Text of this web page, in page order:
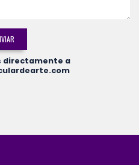
directamente a